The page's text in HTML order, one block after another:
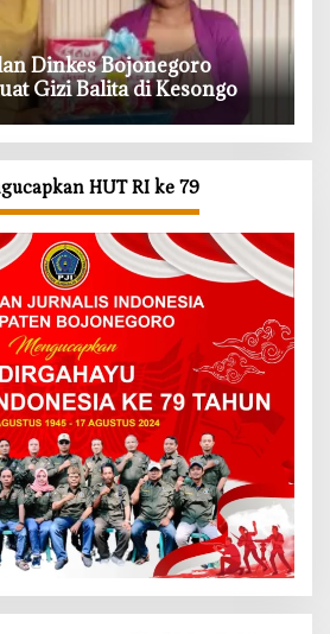
Dinkes Bojonegoro
Gizi Balita di Kesongo
HUT RI ke 79